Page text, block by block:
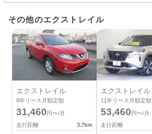
その他のエクストレイル
エクストレイル
8年リース月額定額
31,460円〜/月
走行距離
3.7km
エクストレイル
11年リース月額定額
53,460円〜/月
走行距離